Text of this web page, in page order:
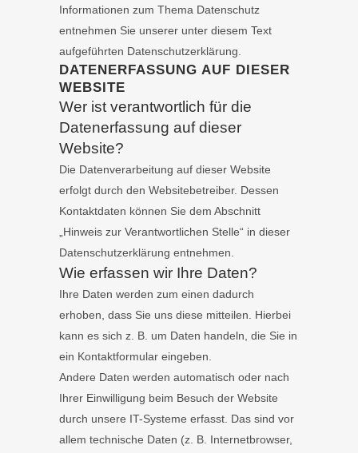
Informationen zum Thema Datenschutz
entnehmen Sie unserer unter diesem Text
aufgeführten Datenschutzerklärung.
DATENERFASSUNG AUF DIESER
WEBSITE
Wer ist verantwortlich für die
Datenerfassung auf dieser
Website?
Die Datenverarbeitung auf dieser Website
erfolgt durch den Websitebetreiber. Dessen
Kontaktdaten können Sie dem Abschnitt
„Hinweis zur Verantwortlichen Stelle“ in dieser
Datenschutzerklärung entnehmen.
Wie erfassen wir Ihre Daten?
Ihre Daten werden zum einen dadurch
erhoben, dass Sie uns diese mitteilen. Hierbei
kann es sich z. B. um Daten handeln, die Sie in
ein Kontaktformular eingeben.
Andere Daten werden automatisch oder nach
Ihrer Einwilligung beim Besuch der Website
durch unsere IT-Systeme erfasst. Das sind vor
allem technische Daten (z. B. Internetbrowser,